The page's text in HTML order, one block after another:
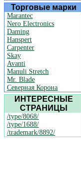
Торговые марки
Marantec
Nero Electronics
Daming
Hanspert
Carpenter
Skay
Avanti
Manuli Stretch
Mr. Blade
Северная Корона
ИНТЕРЕСНЫЕ
СТРАНИЦЫ
/type/8068/
/type/1688/
/trademark/8892/